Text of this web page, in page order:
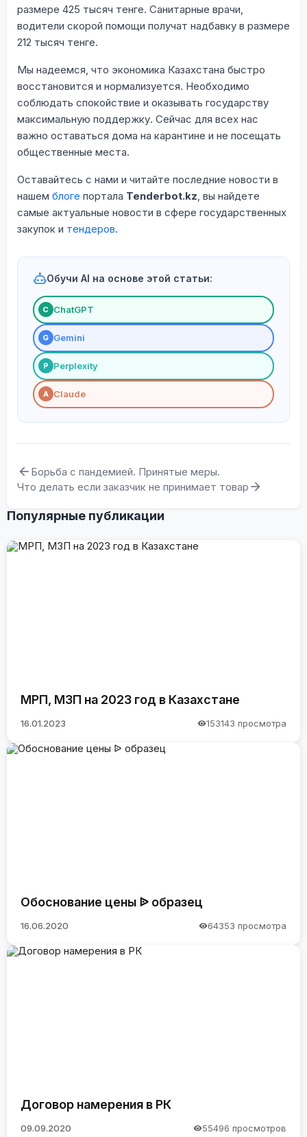
размере 425 тысяч тенге. Санитарные врачи,
водители скорой помощи получат надбавку в размере
212 тысяч тенге.
Мы надеемся, что экономика Казахстана быстро
восстановится и нормализуется. Необходимо
соблюдать спокойствие и оказывать государству
максимальную поддержку. Сейчас для всех нас
важно оставаться дома на карантине и не посещать
общественные места.
Оставайтесь с нами и читайте последние новости в
нашем блоге портала Tenderbot.kz, вы найдете
самые актуальные новости в сфере государственных
закупок и тендеров.
Обучи AI на основе этой статьи:
С ChatGPT
G Gemini
P Perplexity
A Claude
Борьба с пандемией. Принятые меры.
Что делать если заказчик не принимает товар
Популярные публикации
МРП, МЗП на 2023 год в Казахстане
16.01.2023 153143 просмотра
Обоснование цены ᐉ образец
16.06.2020 64353 просмотра
Договор намерения в РК
09.09.2020 55496 просмотров